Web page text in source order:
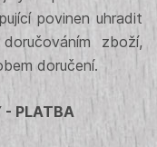
povinen uhradit
zboží,
doručení.
- PLATBA